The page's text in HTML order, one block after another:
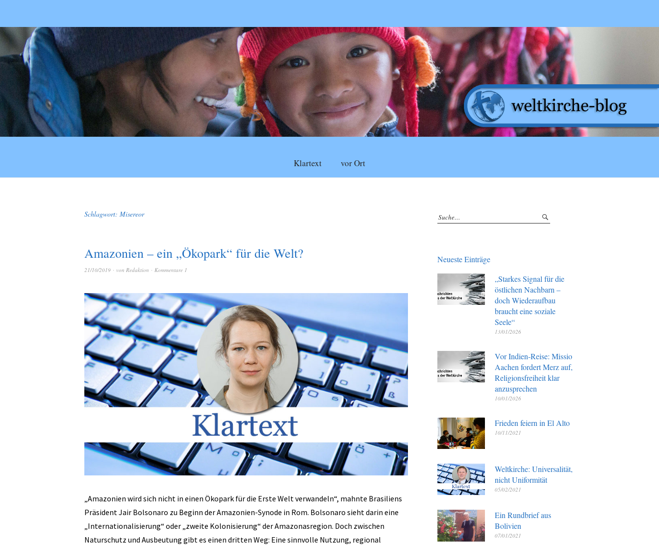
Klartext vor Ort
Schlagwort: Misereor
Amazonien – ein „Ökopark“ für die Welt?
21/10/2019 von Redaktion Kommentare 1
„Amazonien wird sich nicht in einen Ökopark für die Erste Welt verwandeln“, mahnte Brasiliens
Präsident Jair Bolsonaro zu Beginn der Amazonien-Synode in Rom. Bolsonaro sieht darin eine
„Internationalisierung“ oder „zweite Kolonisierung“ der Amazonasregion. Doch zwischen
Naturschutz und Ausbeutung gibt es einen dritten Weg: Eine sinnvolle Nutzung, regional
Neueste Einträge
„Starkes Signal für die
östlichen Nachbarn –
doch Wiederaufbau
braucht eine soziale
Seele“
13/01/2026
Vor Indien-Reise: Missio
Aachen fordert Merz auf,
Religionsfreiheit klar
anzusprechen
10/01/2026
Frieden feiern in El Alto
10/11/2021
Weltkirche: Universalität,
nicht Uniformität
05/02/2021
Ein Rundbrief aus
Bolivien
07/01/2021